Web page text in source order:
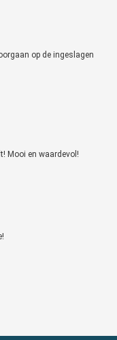
op de ingeslagen
Mooi en waardevol!